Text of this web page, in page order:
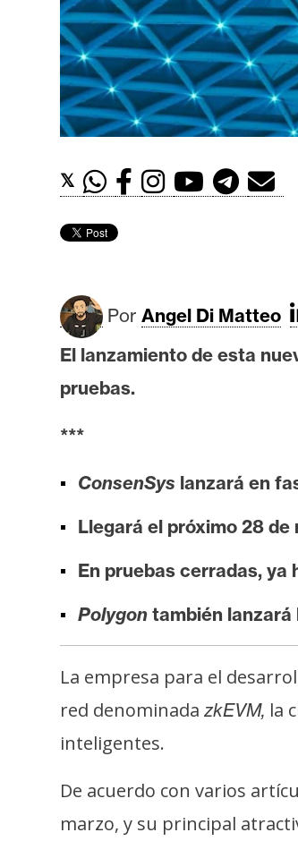
t
h
e
r
e
u
I
A
n
á
l
s
s
o
a
s
d
P
r
n
a
𝕏
Por Angel Di Matteo
El lanzamiento de esta
pruebas.
***
ConsenSys lanzará en
Llegará el próximo 28 de
En pruebas cerradas,
Polygon también lanzará
La empresa para el
red denominada zkEVM, la
inteligentes.
De acuerdo con varios
marzo, y su principal